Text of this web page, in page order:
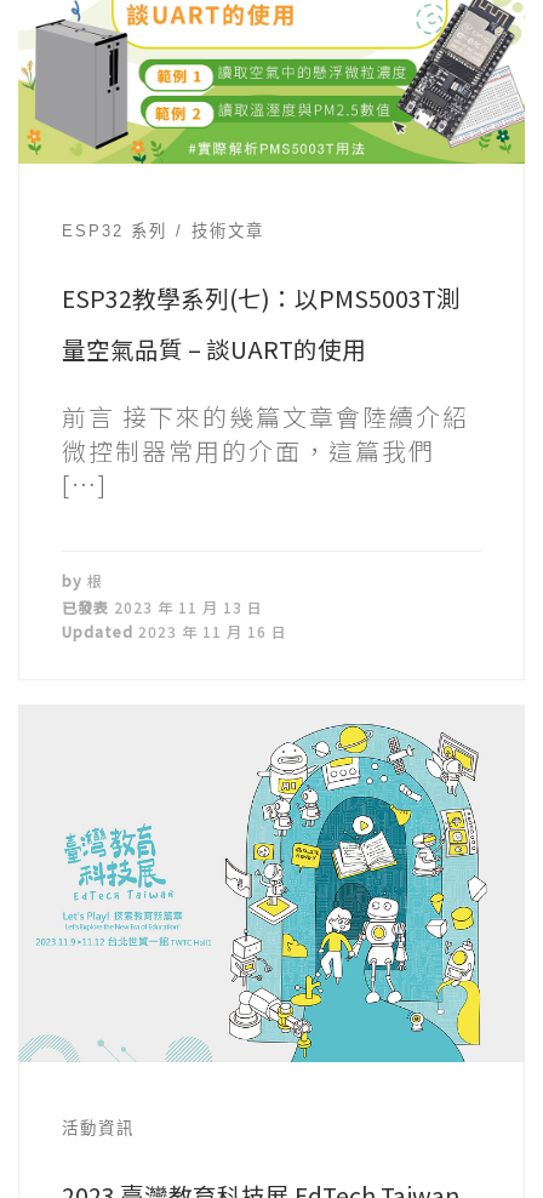
ESP32 系列 技術文章
ESP32教學系列(七)：以PMS5003T測
量空氣品質 – 談UART的使用
前言 接下來的幾篇文章會陸續介紹
微控制器常用的介面，這篇我們
[…]
by 根
已發表 2023 年 11 月 13 日
Updated 2023 年 11 月 16 日
活動資訊